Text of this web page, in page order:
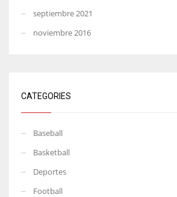
septiembre 2021
noviembre 2016
CATEGORIES
Baseball
Basketball
Deportes
Football